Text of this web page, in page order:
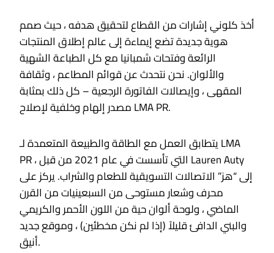
أخذ كلوني إشارات من القطاع لتحقيق هدفه ، حيث صمم
هوية جديدة تضع إيماءة إلى عالم إطلاق المنتجات
الرائعة وفتحات شمبانيا مع كل الطباعة الشهية
والألوان. نحن نتحدث عن قوائم المطاعم ، وثقافة
المقهى ، وإيصالات الفاتورة الرجعية – كل ذلك بمثابة
مصدر إلهام وخلفية لإصلاح LMA PR.
يتطابق العمل مع الطاقة والطبيعة المتعمدة لـ LMA
PR ، التي تأسست في عام 2021 من قبل Lauren Auty
إلى “هز” الاتصالات التسويقية للطعام والشراب. يركز على
محرف وشعار مستوحى من السبعينيات من القرن
الماضي ، ولوحة ألوان حية من اللون الأحمر والكريمي
والبني الدافئ قليلاً (إذا لم نكن مخطئين) ، وموقع جديد
أنيق.